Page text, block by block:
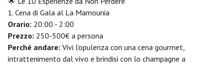
1. Cena di Gala al La Mamounia
Orario: 20:00 - 2:00
Prezzo: 250-500€ a persona
Perché andare: Vivi l'opulenza con una cena gourmet,
intrattenimento dal vivo e brindisi con lo champagne a